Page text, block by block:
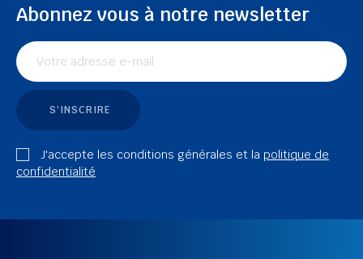
Abonnez vous à notre newsletter
S'INSCRIRE
J'accepte les conditions générales et la politique de
confidentialité